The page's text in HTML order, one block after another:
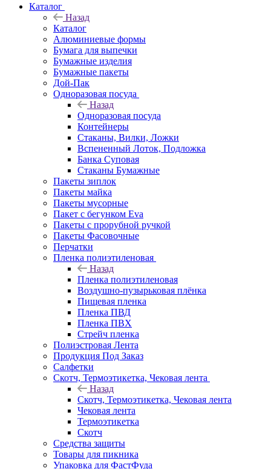
Каталог
Назад
Каталог
Алюминиевые формы
Бумага для выпечки
Бумажные изделия
Бумажные пакеты
Дой-Пак
Одноразовая посуда
Назад
Одноразовая посуда
Контейнеры
Стаканы, Вилки, Ложки
Вспененный Лоток, Подложка
Банка Суповая
Стаканы Бумажные
Пакеты зиплок
Пакеты майка
Пакеты мусорные
Пакет с бегунком Eva
Пакеты с прорубной ручкой
Пакеты Фасовочные
Перчатки
Пленка полиэтиленовая
Назад
Пленка полиэтиленовая
Воздушно-пузырьковая плёнка
Пищевая пленка
Пленка ПВД
Пленка ПВХ
Стрейч пленка
Полиэстровая Лента
Продукция Под Заказ
Салфетки
Скотч, Термоэтикетка, Чековая лента
Назад
Скотч, Термоэтикетка, Чековая лента
Чековая лента
Термоэтикетка
Скотч
Средства защиты
Товары для пикника
Упаковка для ФастФуда